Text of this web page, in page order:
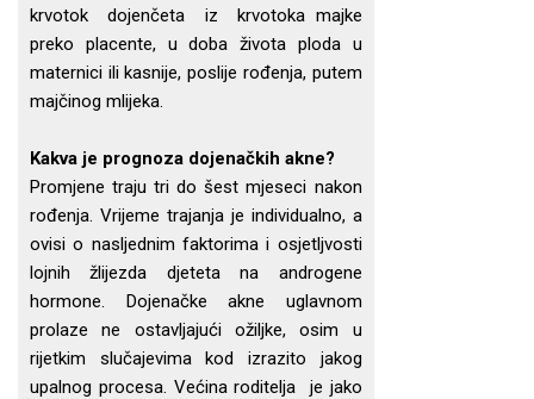
krvotok dojenčeta iz krvotoka majke
preko placente, u doba života ploda u
maternici ili kasnije, poslije rođenja, putem
majčinog mlijeka.
Kakva je prognoza dojenačkih akne?
Promjene traju tri do šest mjeseci nakon
rođenja. Vrijeme trajanja je individualno, a
ovisi o nasljednim faktorima i osjetljvosti
lojnih žlijezda djeteta na androgene
hormone. Dojenačke akne uglavnom
prolaze ne ostavljajući ožiljke, osim u
rijetkim slučajevima kod izrazito jakog
upalnog procesa. Većina roditelja je jako